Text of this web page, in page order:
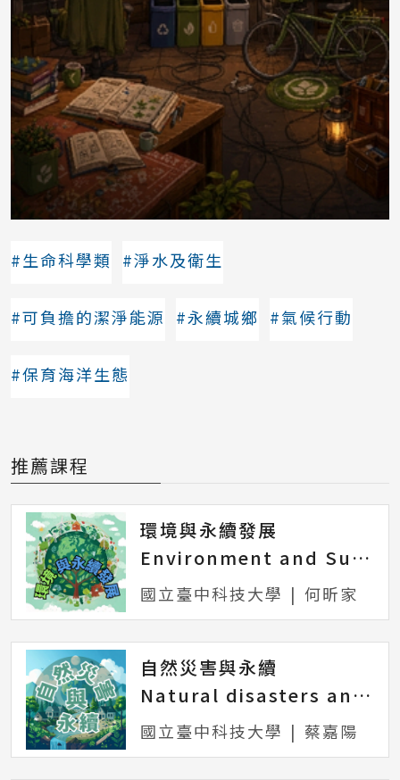
#生命科學類 #淨水及衛生
#可負擔的潔淨能源 #永續城鄉 #氣候行動
#保育海洋生態
推薦課程
環境與永續發展
Environment and Sustainable Development
國立臺中科技大學 | 何昕家
自然災害與永續
Natural disasters and sustainability
國立臺中科技大學 | 蔡嘉陽